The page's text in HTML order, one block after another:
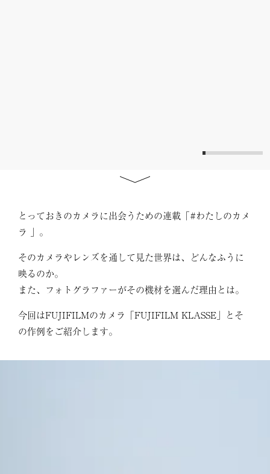
とっておきのカメラに出会うための連載「#わたしのカメ
ラ 」。
そのカメラやレンズを通して見た世界は、どんなふうに
映るのか。
また、フォトグラファーがその機材を選んだ理由とは。
今回はFUJIFILMのカメラ「FUJIFILM KLASSE」とそ
の作例をご紹介します。